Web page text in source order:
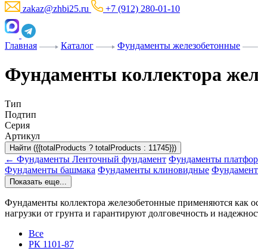
zakaz@zhbi25.ru
+7 (912) 280-01-10
Главная Каталог Фундаменты железобетонные
Фундаменты коллектора
Тип
Подтип
Серия
Артикул
Найти ({{totalProducts ? totalProducts : 11745}})
← Фундаменты Ленточный фундамент Фундаменты
Фундаменты башмака Фундаменты клиновидные
Показать еще...
Фундаменты коллектора железобетонные применяются как
нагрузки от грунта и гарантируют долговечность и
Все
РК 1101-87